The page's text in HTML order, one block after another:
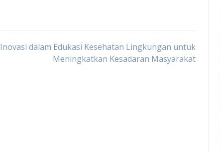
Inovasi dalam Edukasi Kesehatan Lingkungan untuk
Meningkatkan Kesadaran Masyarakat